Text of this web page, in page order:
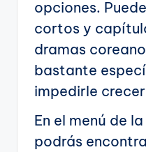
opciones.
cortos y
dramas
bastante
impedirle
En el menú de
podrás